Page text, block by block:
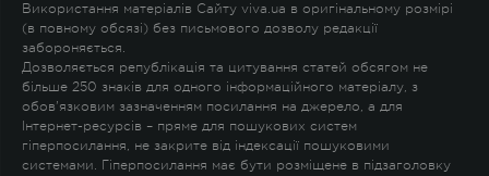
Використання матеріалів Сайту viva.ua в оригінальному розмірі
(в повному обсязі) без письмового дозволу редакції
забороняється.
Дозволяється републікація та цитування статей обсягом не
більше 250 знаків для одного інформаційного матеріалу, з
обов'язковим зазначенням посилання на джерело, а для
Інтернет-ресурсів – пряме для пошукових систем
гіперпосилання, не закрите від індексації пошуковими
системами. Гіперпосилання має бути розміщене в підзаголовку